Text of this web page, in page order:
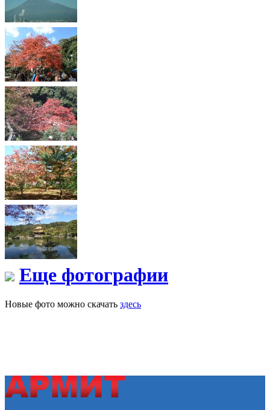
Еще фотографии
Новые фото можно скачать здесь